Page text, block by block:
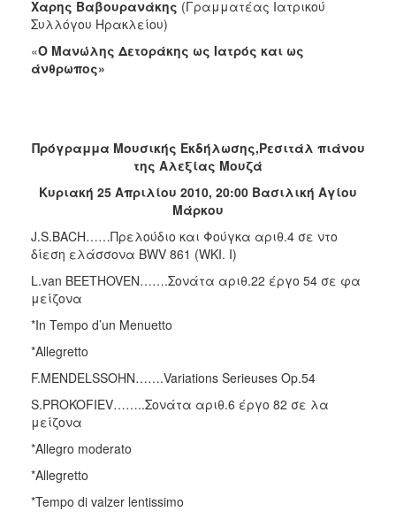
Χαρης Βαβουρανάκης (Γραμματέας Ιατρικού
Συλλόγου Ηρακλείου)
«Ο Μανώλης Δετοράκης ως Ιατρός και ως
άνθρωπος»
Πρόγραμμα Μουσικής Εκδήλωσης,Ρεσιτάλ πιάνου
της Αλεξίας Μουζά
Κυριακή 25 Απριλίου 2010, 20:00 Βασιλική Αγίου
Μάρκου
J.S.BACH……Πρελούδιο και Φούγκα αριθ.4 σε ντο
δίεση ελάσσονα BWV 861 (WKI. I)
L.van BEETHOVEN…….Σονάτα αριθ.22 έργο 54 σε φα
μείζονα
*In Tempo d’un Menuetto
*Allegretto
F.MENDELSSOHN…….Variations Serieuses Op.54
S.PROKOFIEV……..Σονάτα αριθ.6 έργο 82 σε λα
μείζονα
*Allegro moderato
*Allegretto
*Tempo di valzer lentissimo